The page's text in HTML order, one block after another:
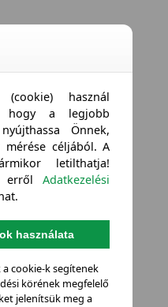
(cookie) használ
hogy a legjobb
Önnek,
mérése céljából. A
letilthatja!
errőlAdatkezelési
használata
cookie-k segítenek
körének megfelelő
jelenítsük meg a